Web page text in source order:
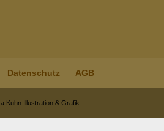
Datenschutz AGB
Kuhn Illustration & Grafik